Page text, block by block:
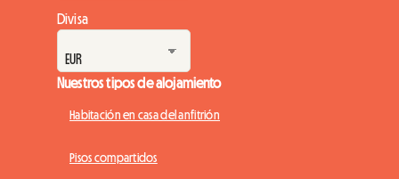
Divisa
Nuestros tipos de alojamiento
Habitación en casa del anfitrión
Pisos compartidos